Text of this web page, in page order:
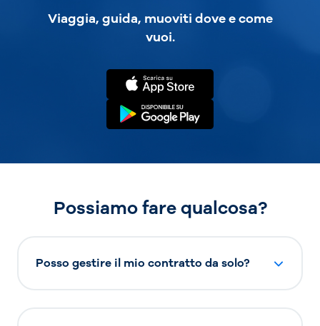
Viaggia, guida, muoviti dove e come
vuoi.
Possiamo fare qualcosa?
Posso gestire il mio contratto da solo?